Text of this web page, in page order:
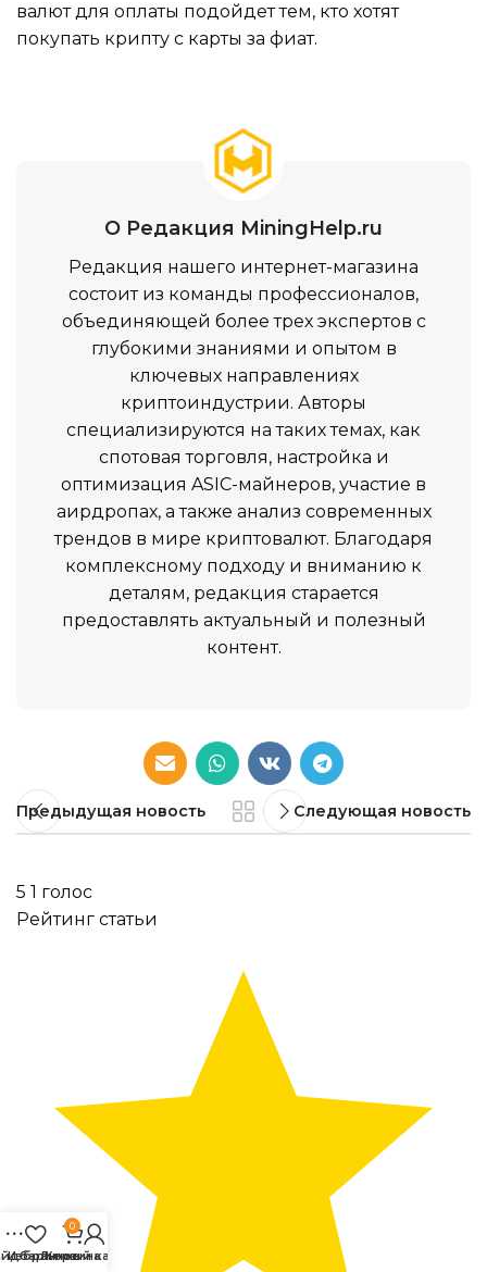
валют для оплаты подойдет тем, кто хотят
покупать крипту с карты за фиат.
О Редакция MiningHelp.ru
Редакция нашего интернет-магазина
состоит из команды профессионалов,
объединяющей более трех экспертов с
глубокими знаниями и опытом в
ключевых направлениях
криптоиндустрии. Авторы
специализируются на таких темах, как
спотовая торговля, настройка и
оптимизация ASIC-майнеров, участие в
аирдропах, а также анализ современных
трендов в мире криптовалют. Благодаря
комплексному подходу и вниманию к
деталям, редакция старается
предоставлять актуальный и полезный
контент.
Предыдущая новость Следующая новость
5 1 голос
Рейтинг статьи
Избранное
0
Корзина
Личный кабинет